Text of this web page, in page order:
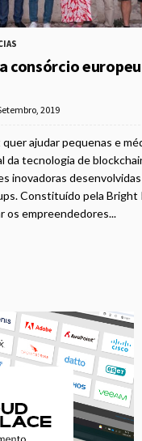
consórcio
2019
ajudar pequenas e
da tecnologia de
inovadoras
Constituído pela
os empreendedores...